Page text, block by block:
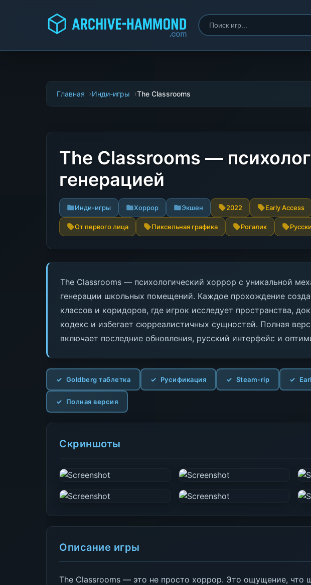
Главная Инди-игры The Classrooms
The Classrooms —
генерацией
Инди-игры Хоррор Экшен 2022 Early Access
От первого лица Пиксельная графика Рогалик
The Classrooms — психологический хоррор с уникальной
генерации школьных помещений. Каждое прохождение
классов и коридоров, где игрок исследует пространства,
кодекс и избегает сюрреалистичных сущностей. Полная
включает последние обновления, русский интерфейс и
Goldberg таблетка Русификация Steam-rip
Полная версия
Скриншоты
Описание игры
The Classrooms — это не просто хоррор. Это ощущение, что